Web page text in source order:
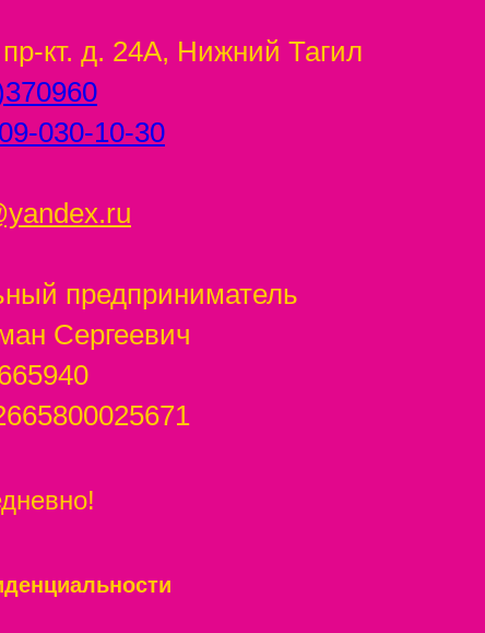
кт. д. 24А, Нижний Тагил
030-10-30
предприниматель
Сергеевич